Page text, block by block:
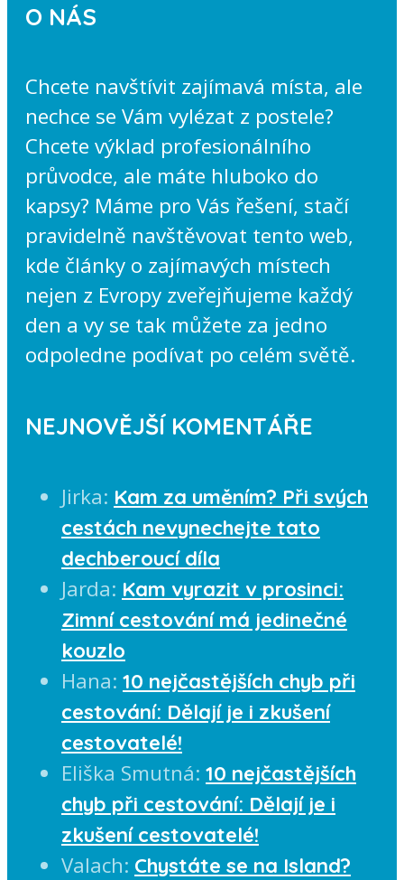
O NÁS
Chcete navštívit zajímavá místa, ale
nechce se Vám vylézat z postele?
Chcete výklad profesionálního
průvodce, ale máte hluboko do
kapsy? Máme pro Vás řešení, stačí
pravidelně navštěvovat tento web,
kde články o zajímavých místech
nejen z Evropy zveřejňujeme každý
den a vy se tak můžete za jedno
odpoledne podívat po celém světě.
NEJNOVĚJŠÍ KOMENTÁŘE
Jirka: Kam za uměním? Při svých
cestách nevynechejte tato
dechberoucí díla
Jarda: Kam vyrazit v prosinci:
Zimní cestování má jedinečné
kouzlo
Hana: 10 nejčastějších chyb při
cestování: Dělají je i zkušení
cestovatelé!
Eliška Smutná: 10 nejčastějších
chyb při cestování: Dělají je i
zkušení cestovatelé!
Valach: Chystáte se na Island?